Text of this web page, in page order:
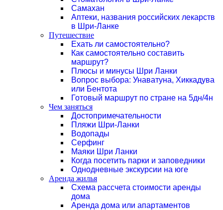
Самахан
Аптеки, названия российских лекарств
в Шри-Ланке
Путешествие
Ехать ли самостоятельно?
Как самостоятельно составить
маршрут?
Плюсы и минусы Шри Ланки
Вопрос выбора: Унаватуна, Хиккадува
или Бентота
Готовый маршрут по стране на 5дн/4н
Чем заняться
Достопримечательности
Пляжи Шри-Ланки
Водопады
Серфинг
Маяки Шри Ланки
Когда посетить парки и заповедники
Однодневные экскурсии на юге
Аренда жилья
Схема рассчета стоимости аренды
дома
Аренда дома или апартаментов